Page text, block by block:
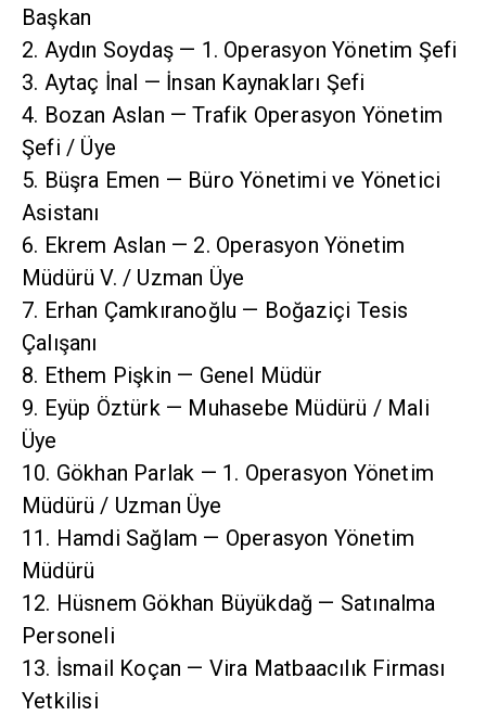
Başkan
2. Aydın Soydaş — 1. Operasyon Yönetim Şefi
3. Aytaç İnal — İnsan Kaynakları Şefi
4. Bozan Aslan — Trafik Operasyon Yönetim
Şefi / Üye
5. Büşra Emen — Büro Yönetimi ve Yönetici
Asistanı
6. Ekrem Aslan — 2. Operasyon Yönetim
Müdürü V. / Uzman Üye
7. Erhan Çamkıranoğlu — Boğaziçi Tesis
Çalışanı
8. Ethem Pişkin — Genel Müdür
9. Eyüp Öztürk — Muhasebe Müdürü / Mali
Üye
10. Gökhan Parlak — 1. Operasyon Yönetim
Müdürü / Uzman Üye
11. Hamdi Sağlam — Operasyon Yönetim
Müdürü
12. Hüsnem Gökhan Büyükdağ — Satınalma
Personeli
13. İsmail Koçan — Vira Matbaacılık Firması
Yetkilisi